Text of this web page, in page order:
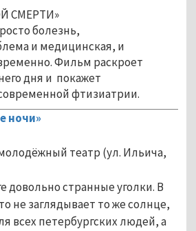
СМЕРТИ»
болезнь,
и медицинская, и
Фильм раскроет
дня и покажет
фтизиатрии.
ночи»
театр (ул. Ильича,
довольно странные уголки. В
не заглядывает то же солнце,
всех петербургских людей, а